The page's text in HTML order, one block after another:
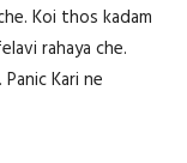
Koi thos kadam
rahaya che.
Kari ne